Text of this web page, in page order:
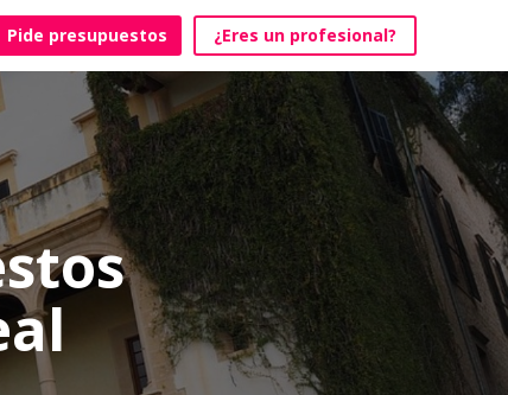
Pide presupuestos ¿Eres un profesional?